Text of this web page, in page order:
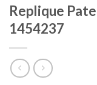
Replique
1454237